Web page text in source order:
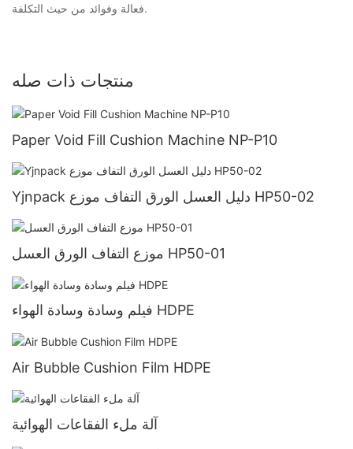
فعالة وفوائد من حيث التكلفة.
منتجات ذات صله
Paper Void Fill Cushion Machine NP-P10
Yjnpack دليل العسل الورق التفاف موزع HP50-02
موزع التفاف الورق العسل HP50-01
فيلم وسادة وسادة الهواء HDPE
Air Bubble Cushion Film HDPE
آلة ملء الفقاعات الهوائية